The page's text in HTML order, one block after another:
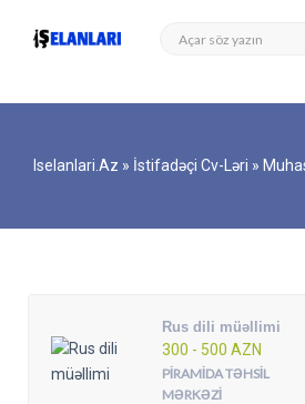
Iselanlari.az » İstifadəçi Cv-Ləri »
Rus dili müəllimi
300 - 500 AZN
PIRAMIDA TƏHSIL
MƏRKƏZI